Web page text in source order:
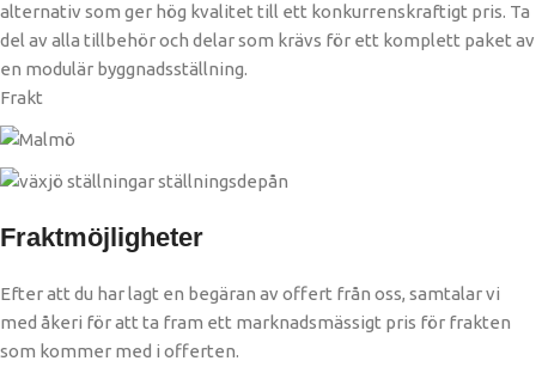
alternativ som ger hög kvalitet till ett konkurrenskraftigt pris. Ta
del av alla tillbehör och delar som krävs för ett komplett paket av
en modulär byggnadsställning.
Frakt
Fraktmöjligheter
Efter att du har lagt en begäran av offert från oss, samtalar vi
med åkeri för att ta fram ett marknadsmässigt pris för frakten
som kommer med i offerten.